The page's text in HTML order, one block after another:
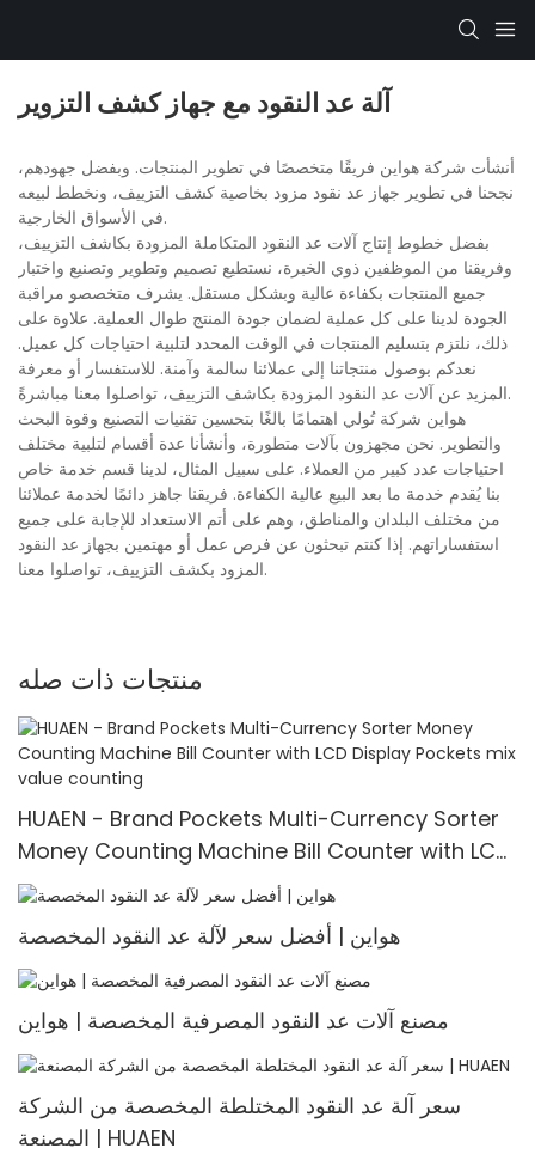
آلة عد النقود مع جهاز كشف التزوير
أنشأت شركة هواين فريقًا متخصصًا في تطوير المنتجات. وبفضل جهودهم،
نجحنا في تطوير جهاز عد نقود مزود بخاصية كشف التزييف، ونخطط لبيعه
في الأسواق الخارجية.
بفضل خطوط إنتاج آلات عد النقود المتكاملة المزودة بكاشف التزييف،
وفريقنا من الموظفين ذوي الخبرة، نستطيع تصميم وتطوير وتصنيع واختبار
جميع المنتجات بكفاءة عالية وبشكل مستقل. يشرف متخصصو مراقبة
الجودة لدينا على كل عملية لضمان جودة المنتج طوال العملية. علاوة على
ذلك، نلتزم بتسليم المنتجات في الوقت المحدد لتلبية احتياجات كل عميل.
نعدكم بوصول منتجاتنا إلى عملائنا سالمة وآمنة. للاستفسار أو معرفة
المزيد عن آلات عد النقود المزودة بكاشف التزييف، تواصلوا معنا مباشرةً.
هواين شركة تُولي اهتمامًا بالغًا بتحسين تقنيات التصنيع وقوة البحث
والتطوير. نحن مجهزون بآلات متطورة، وأنشأنا عدة أقسام لتلبية مختلف
احتياجات عدد كبير من العملاء. على سبيل المثال، لدينا قسم خدمة خاص
بنا يُقدم خدمة ما بعد البيع عالية الكفاءة. فريقنا جاهز دائمًا لخدمة عملائنا
من مختلف البلدان والمناطق، وهم على أتم الاستعداد للإجابة على جميع
استفساراتهم. إذا كنتم تبحثون عن فرص عمل أو مهتمين بجهاز عد النقود
المزود بكشف التزييف، تواصلوا معنا.
منتجات ذات صله
HUAEN - Brand Pockets Multi-Currency Sorter
Money Counting Machine Bill Counter with LCD
Display Pockets mix value counting
هواين | أفضل سعر لآلة عد النقود المخصصة
مصنع آلات عد النقود المصرفية المخصصة | هواين
سعر آلة عد النقود المختلطة المخصصة من الشركة
المصنعة | HUAEN